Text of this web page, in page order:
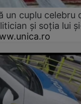
un cuplu celebru
și soția lui